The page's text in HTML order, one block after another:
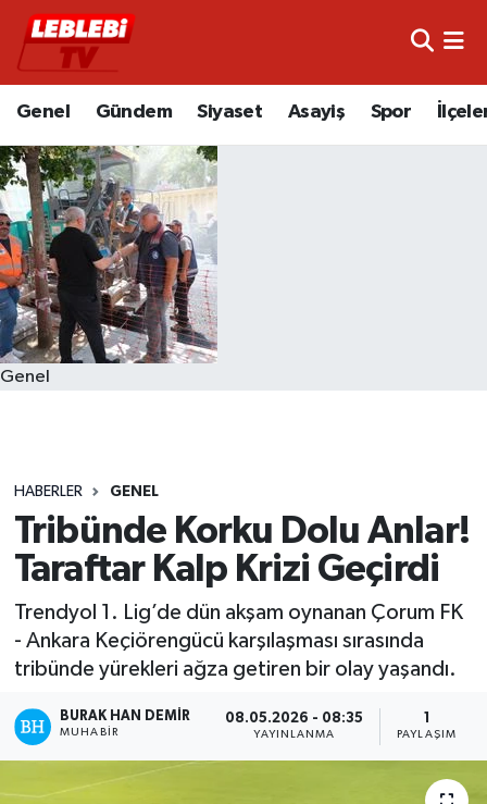
Genel Gündem Siyaset Asayiş Spor
Genel
HABERLER GENEL
Tribünde Korku Dolu Anlar!
Taraftar Kalp Krizi Geçirdi
Trendyol 1. Lig’de dün akşam oynanan Çorum FK
- Ankara Keçiörengücü karşılaşması sırasında
tribünde yürekleri ağza getiren bir olay yaşandı.
BURAK HAN DEMIR
MUHABIR
08.05.2026 - 08:35
YAYINLANMA
1
PAYLAŞIM
Hava Durumu
Trafik Durumu
Süper Lig Puan Durumu ve Fikstür
Tüm Manşetler
Son Dakika Haberleri